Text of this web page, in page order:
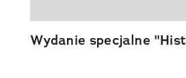
Wydanie specjalne